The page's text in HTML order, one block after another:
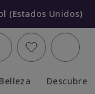
(Estados Unidos)
Descubre